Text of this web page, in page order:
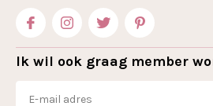
Ik wil ook graag member